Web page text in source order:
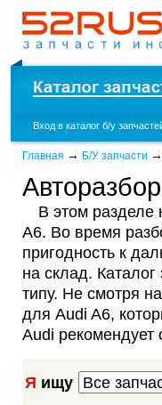
Вход в каталог б/у
Главная → Б/У запчасти →
В этом разделе
A6. Во время
пригодность к
на склад.
типу. Не смотря
для Audi A6,
Audi рекомендует
Я ищу